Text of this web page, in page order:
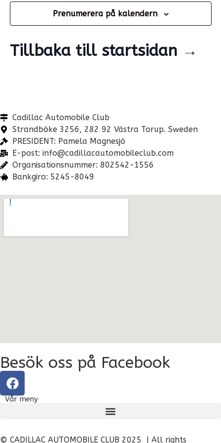
Prenumerera på kalendern
Tillbaka till startsidan →
Cadillac Automobile Club
Strandböke 3256, 282 92 Västra Torup. Sweden
PRESIDENT: Pamela Magnesjö
E-post: info@cadillacautomobileclub.com
Organisationsnummer: 802542-1556
Bankgiro: 5245-8049
Besök oss på Facebook
Vår meny
© CADILLAC AUTOMOBILE CLUB 2025 | All rights